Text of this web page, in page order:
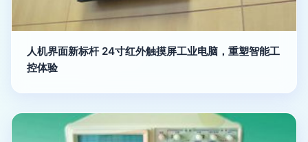
人机界面新标杆 24寸红外触摸屏工业电脑，重塑智能工
控体验